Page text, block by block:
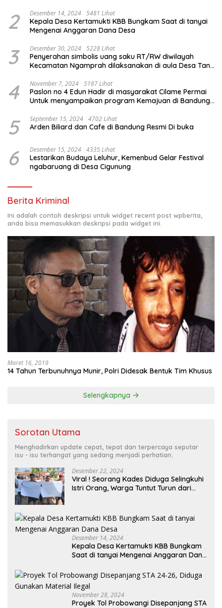
2 Desember 14, 2024 5481 Lihat
Kepala Desa Kertamukti KBB Bungkam Saat di tanyai
Mengenai Anggaran Dana Desa
3 Desember 30, 2024 5228 Lihat
Penyerahan simbolis uang saku RT/RW diwilayah
Kecamatan Ngamprah dilaksanakan di aula Desa Tani
4 November 7, 2024 5187 Lihat
Paslon no 4 Edun Hadir di masyarakat Cilame Permai
Untuk menyampaikan program Kemajuan di Bandung
5 September 15, 2024 4702 Lihat
Arden Biliard dan Cafe di Bandung Resmi Di buka
6 Desember 15, 2024 4335 Lihat
Lestarikan Budaya Leluhur, Kemenbud Gelar Festival
ngabaruang di Desa Cigunung
Berita Kriminal
Ini adalah contoh deskripsi untuk widget recent post wpberita,
anda bisa memasukkan deskripsi pada widget ini.
Maret 16, 2019
14 Tahun Terbunuhnya Munir, Polri Didesak Bentuk Tim Khusus
Selengkapnya
Sorotan Utama
Menghadirkan update cepat, tepat dan terpercaya seputar
isu - isu terhangat yang sedang menjadi perhatian.
Desember 22, 2024
Viral ! Seorang Kades Diduga Selingkuhi
Istri Orang, Warga Tuntut Turun dari
Desember 14, 2024
Kepala Desa Kertamukti KBB Bungkam
Saat di tanyai Mengenai Anggaran Dana
November 28, 2024
Proyek Tol Probowangi Disepanjang STA